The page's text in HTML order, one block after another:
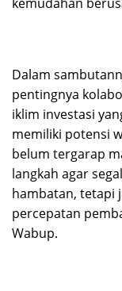
Dalam
pentingnya
iklim investasi
memiliki potensi
belum tergarap
langkah agar
hambatan, tetapi
percepatan
Wabup.